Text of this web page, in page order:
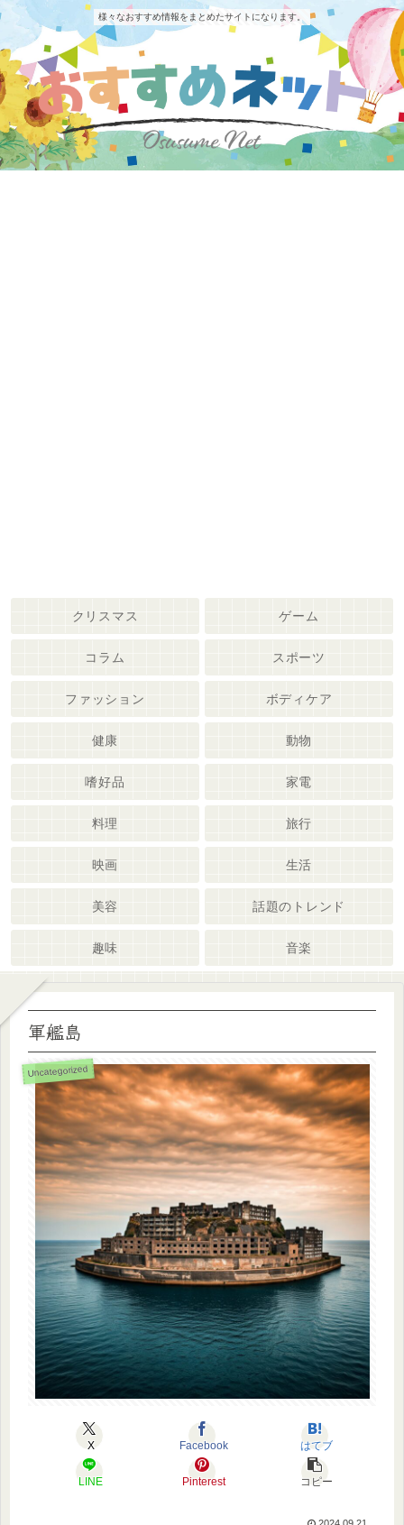
様々なおすすめ情報をまとめたサイトになります。
クリスマス ゲーム
コラム スポーツ
ファッション ボディケア
健康 動物
嗜好品 家電
料理 旅行
映画 生活
美容 話題のトレンド
趣味 音楽
軍艦島
Uncategorized
X Facebook はてブ
LINE Pinterest コピー